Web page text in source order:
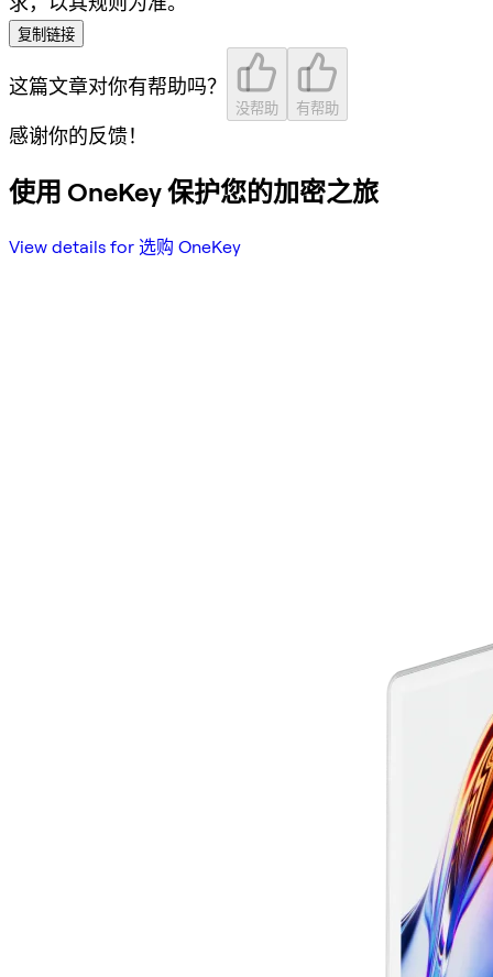
复制链接
这篇文章对你有帮助吗？
没帮助 有帮助
感谢你的反馈！
使用 OneKey 保护您的加密之旅
View details for 选购 OneKey